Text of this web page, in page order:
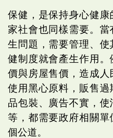
保健，是保持身心健
家社會也同樣需要。
生問題，需要管理、
健制度就會產生作用
價與房屋售價，造成
使用黑心原料，販售
品包裝、廣告不實，
等，都需要政府相關
個公道。